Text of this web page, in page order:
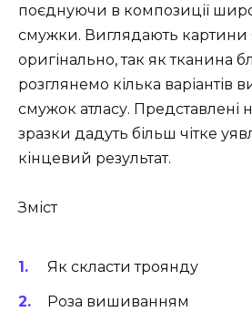
поєднуючи в композиції
смужки. Виглядають картини
оригінально, так як тканина
розглянемо кілька варіантів
смужок атласу. Представлені
зразки дадуть більш чітке
кінцевий результат.
Зміст
Як скласти троянду
Роза вишиванням